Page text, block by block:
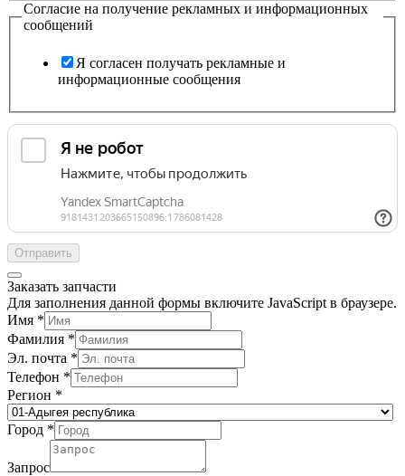
Согласие на получение рекламных и информационных
сообщений
Я согласен получать рекламные и
информационные сообщения
Отправить
Заказать запчасти
Для заполнения данной формы включите JavaScript в браузере.
Имя *
Фамилия *
Эл. почта *
Телефон *
Регион *
Город *
Запрос